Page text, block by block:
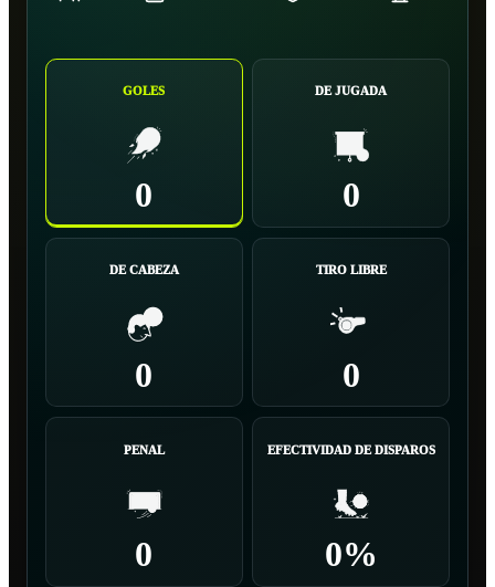
GOLES
0
DE JUGADA
0
DE CABEZA
0
TIRO LIBRE
0
PENAL
0
EFECTIVIDAD DE DISPAROS
0%